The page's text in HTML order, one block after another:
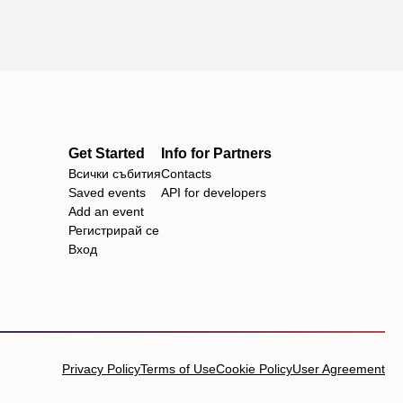
Get Started
Всички събития
Saved events
Add an event
Регистрирай се
Вход
Info for Partners
Contacts
API for developers
Privacy PolicyTerms of UseCookie PolicyUser Agreement